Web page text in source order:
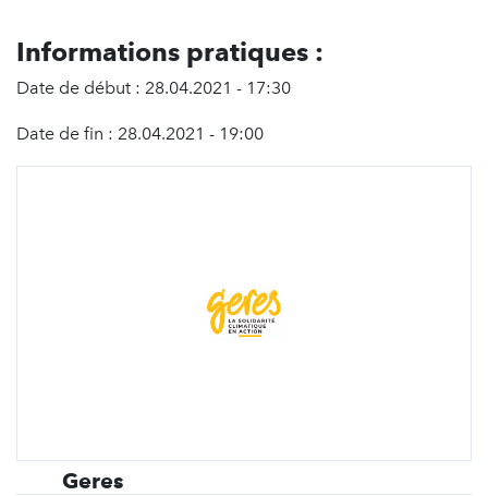
Informations pratiques :
Date de début : 28.04.2021 - 17:30
Date de fin : 28.04.2021 - 19:00
Geres